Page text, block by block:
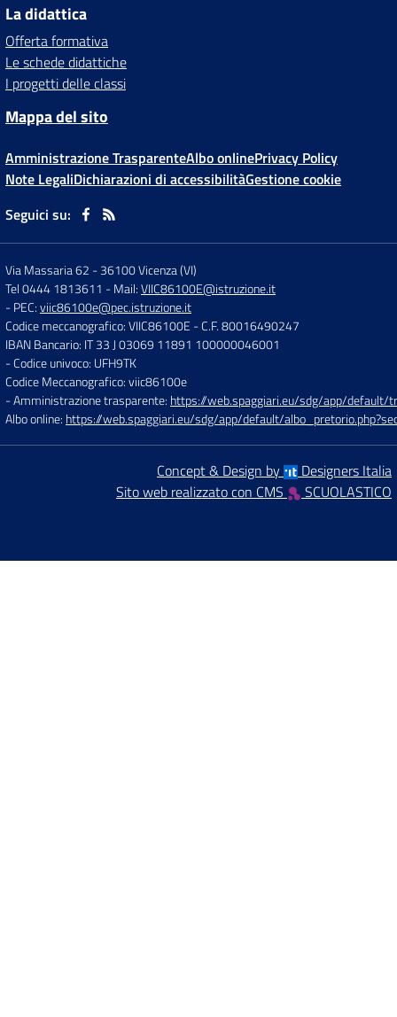
La didattica
Offerta formativa
Le schede didattiche
I progetti delle classi
Mappa del sito
Amministrazione TrasparenteAlbo onlinePrivacy Policy
Note LegaliDichiarazioni di accessibilitàGestione cookie
Seguici su:
Via Massaria 62 -36100 Vicenza (VI)
Tel 0444 1813611 - Mail:VIIC86100E@istruzione.it
- PEC:viic86100e@pec.istruzione.it
Codice meccanografico: VIIC86100E - C.F. 80016490247
IBAN Bancario: IT 33 J 03069 11891 100000046001
- Codice univoco: UFH9TK
Codice Meccanografico: viic86100e
- Amministrazione trasparente: https://web.spaggiari.eu/sdg/app/default/
Albo online: https://web.spaggiari.eu/sdg/app/default/
Concept & Design by
Designers Italia
Sito web realizzato con CMS
SCUOLASTICO